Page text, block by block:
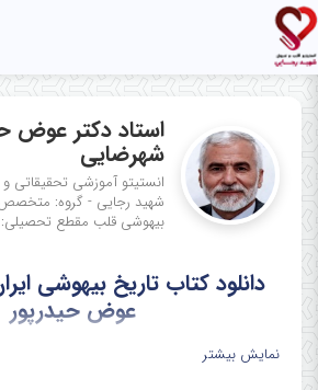
استاد دکتر عوض
شهرضایی
انستیتو آموزشی تحقیقاتی
شهید رجایی - گروه:
بیهوشی قلب مقطع
دانلود کتاب تاریخ بیهوشی
عوض حیدرپور
نمایش بیشتر